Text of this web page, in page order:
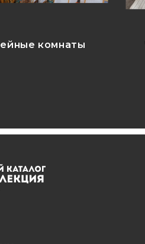
комнаты